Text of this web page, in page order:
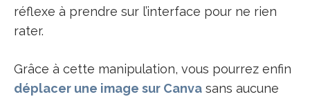
réflexe à prendre sur l’interface pour ne rien
rater.
Grâce à cette manipulation, vous pourrez enfin
déplacer une image sur Canva sans aucune